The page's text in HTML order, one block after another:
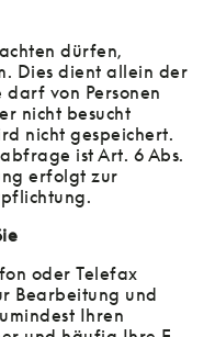
dürfen,
Dies dient allein der
von Personen
nicht besucht
nicht gespeichert.
ist Art. 6 Abs.
erfolgt zur
oder Telefax
Bearbeitung und
Ihren